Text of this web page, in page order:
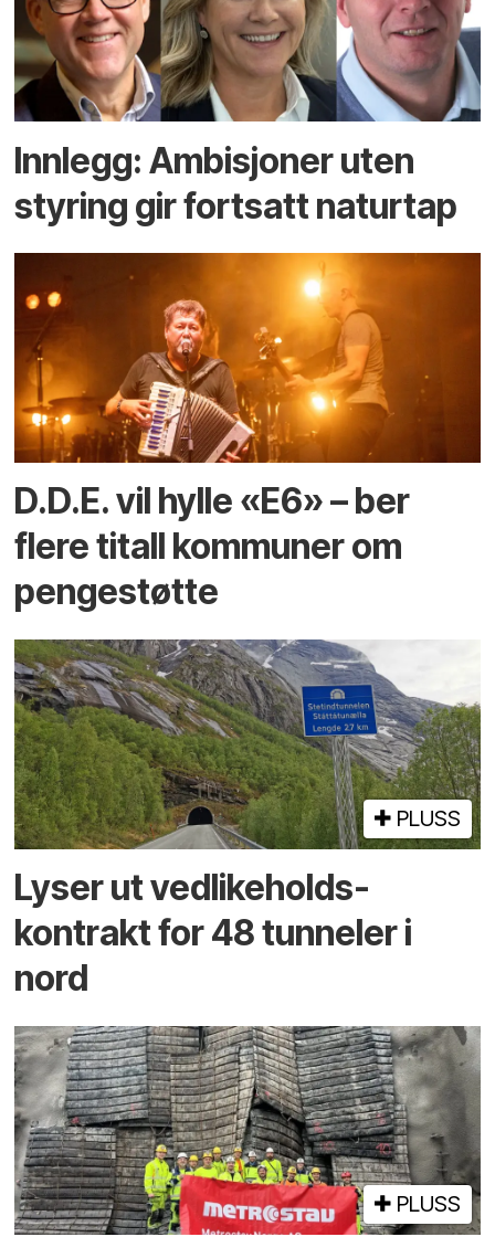
Innlegg: Ambisjoner uten
styring gir fortsatt naturtap
D.D.E. vil hylle «E6» – ber
flere titall kommuner om
pengestøtte
PLUSS
Lyser ut vedlikeholds­
kontrakt for 48 tunneler i
nord
PLUSS